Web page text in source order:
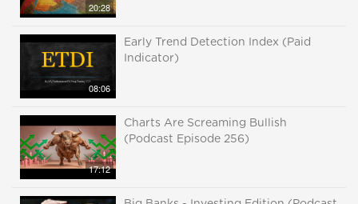
20:28
08:06
Early Trend Detection Index (Paid
Indicator)
17:12
Charts Are Screaming Bullish
(Podcast Episode 256)